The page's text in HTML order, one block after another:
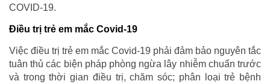
COVID-19.
Điều trị trẻ em mắc Covid-19
Việc điều trị trẻ em mắc Covid-19 phải đảm bảo nguyên tắc
tuân thủ các biện pháp phòng ngừa lây nhiễm chuẩn trước
và trong thời gian điều trị, chăm sóc; phân loại trẻ bệnh